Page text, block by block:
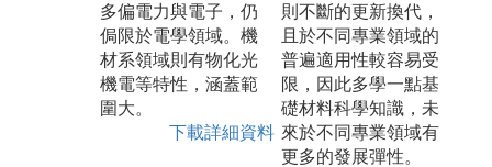
多偏電力與電子，仍
侷限於電學領域。機
材系領域則有物化光
機電等特性，涵蓋範
圍大。
下載詳細資料
則不斷的更新換代，
且於不同專業領域的
普遍適用性較容易受
限，因此多學一點基
礎材料科學知識，未
來於不同專業領域有
更多的發展彈性。